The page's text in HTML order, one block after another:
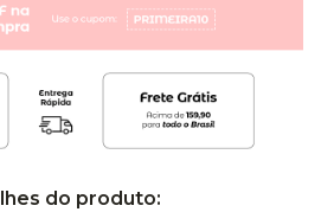
do produto: